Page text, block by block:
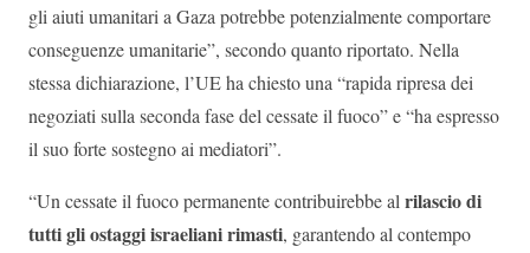
gli aiuti umanitari a Gaza potrebbe potenzialmente comportare
conseguenze umanitarie”, secondo quanto riportato. Nella
stessa dichiarazione, l’UE ha chiesto una “rapida ripresa dei
negoziati sulla seconda fase del cessate il fuoco” e “ha espresso
il suo forte sostegno ai mediatori”.
“Un cessate il fuoco permanente contribuirebbe alrilascio di
tutti gli ostaggi israeliani rimasti, garantendo al contempo